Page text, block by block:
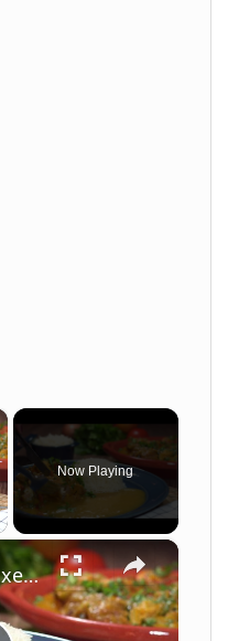
Fullscreen
Now Playing
×
Moqueca de Peixe com Leite de Coco e Camarão